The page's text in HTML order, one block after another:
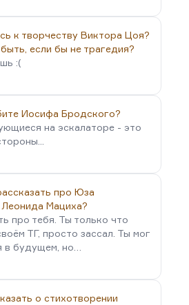
к творчеству Виктора Цоя?
если бы не трагедия?
:(
Иосифа Бродского?
на эскалаторе - это
про Юза
Мациха?
про тебя. Ты только что
ТГ, просто зассал. Ты мог
в будущем, но…
о стихотворении